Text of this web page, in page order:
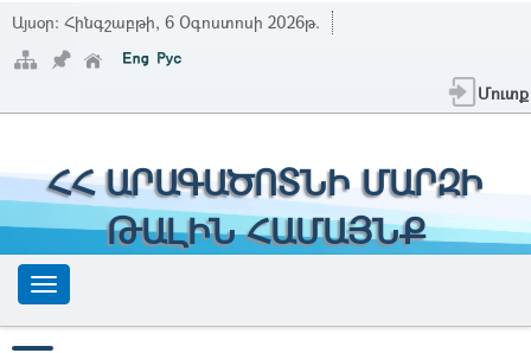
Այսօր: Հինգշաբթի, 6 Օգոստոսի 2026թ.
Մուտք
ՀՀ ԱՐԱԳԱԾՈՏՆԻ ՄԱՐԶԻ
ԹԱԼԻՆ ՀԱՄԱՅՆՔ